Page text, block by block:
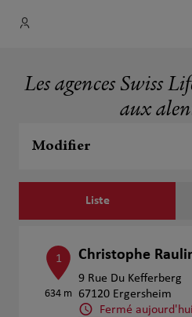
Les agences Swiss
aux
Modifier
Liste
1
634 m
Christophe
9 Rue Du Kefferberg
67120 Ergersheim
Fermé aujourd'hui